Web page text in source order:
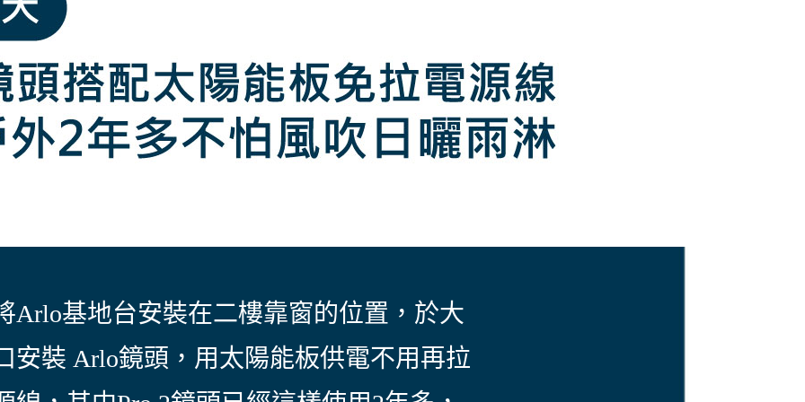
Arlo基地台安裝在二樓靠窗的位置，於大
安裝 Arlo鏡頭，用太陽能板供電不用再拉